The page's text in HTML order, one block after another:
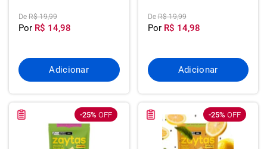
De R$ 19,99
Por R$ 14,98
Adicionar
DeR$ 19,99
Por R$ 14,98
Adicionar
-25% OFF -25% OFF